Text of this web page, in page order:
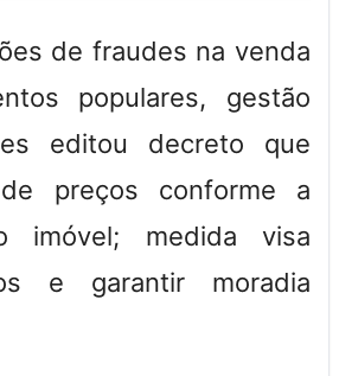
de fraudes na venda
populares, gestão
editou decreto que
preços conforme a
imóvel; medida visa
e garantir moradia